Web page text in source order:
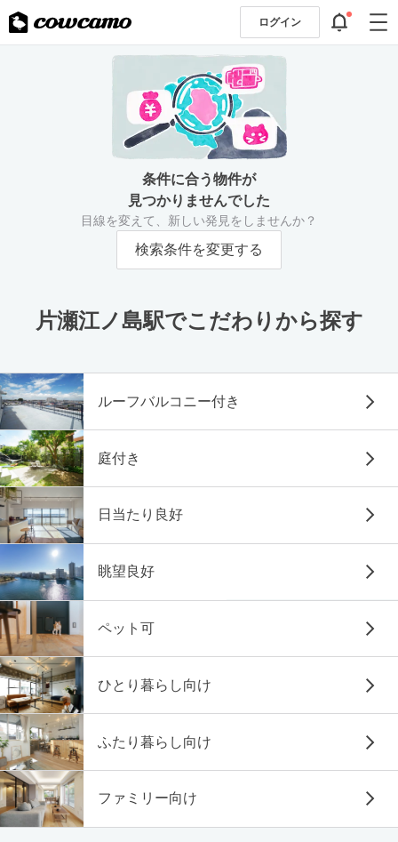
ログイン
条件に合う物件が
見つかりませんでした
目線を変えて、新しい発見をしませんか？
検索条件を変更する
片瀬江ノ島駅でこだわりから探す
ルーフバルコニー付き
庭付き
日当たり良好
眺望良好
ペット可
ひとり暮らし向け
ふたり暮らし向け
ファミリー向け